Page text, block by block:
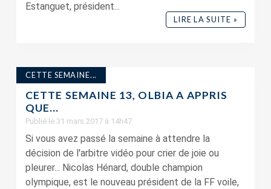
Estanguet, président...
LIRE LA SUITE »
CETTE SEMAINE...
CETTE SEMAINE 13, OLBIA A APPRIS
QUE…
Publié le 31 mars 2017 à 14h47
Si vous avez passé la semaine à attendre la
décision de l'arbitre vidéo pour crier de joie ou
pleurer... Nicolas Hénard, double champion
olympique, est le nouveau président de la FF voile,